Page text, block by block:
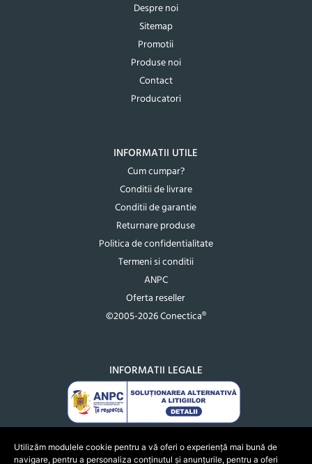
Despre noi
Sitemap
Promotii
Produse noi
Contact
Producatori
INFORMATII UTILE
Cum cumpar?
Conditii de livrare
Conditii de garantie
Returnare produse
Politica de confidentialitate
Termeni si conditii
ANPC
Oferta reseller
©2005-2026 Conectica®
INFORMATII LEGALE
Utilizăm modulele cookie pentru a vă oferi o experiență mai bună de
navigare, pentru a personaliza conținutul și anunțurile, pentru a oferi